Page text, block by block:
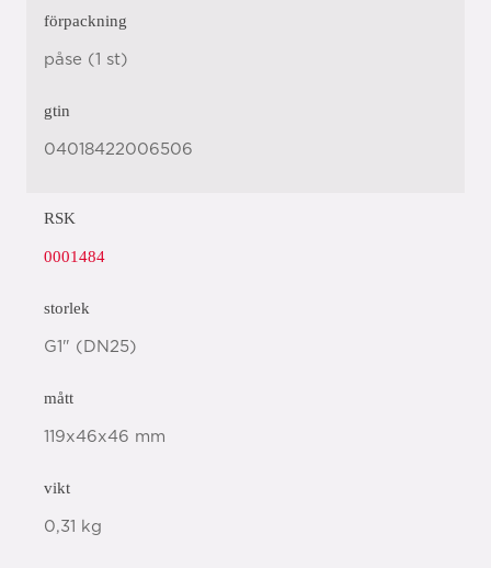
förpackning
påse (1 st)
gtin
04018422006506
RSK
0001484
storlek
G1" (DN25)
mått
119x46x46 mm
vikt
0,31 kg